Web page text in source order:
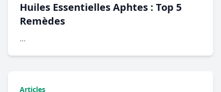
Huiles Essentielles Aphtes : Top 5
Remèdes
...
Articles